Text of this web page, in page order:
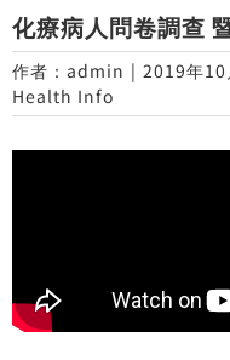
化療病人問卷調查
作者： admin | 2019年10
Health Info